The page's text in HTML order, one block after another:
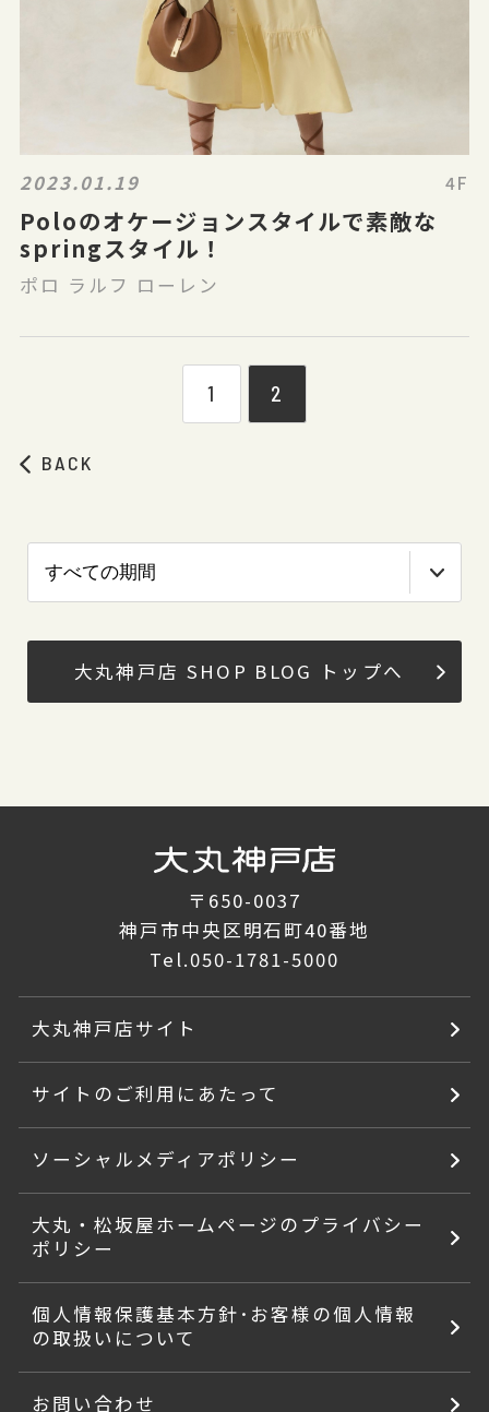
2023.01.19 4F
Poloのオケージョンスタイルで素敵な
springスタイル！
ポロ ラルフ ローレン
BACK
1 2
大丸神戸店 SHOP BLOG トップへ
〒650-0037
神戸市中央区明石町40番地
Tel.050-1781-5000
大丸神戸店サイト
サイトのご利用にあたって
ソーシャルメディアポリシー
大丸・松坂屋ホームページのプライバシー
ポリシー
個人情報保護基本方針･お客様の個人情報
の取扱いについて
お問い合わせ